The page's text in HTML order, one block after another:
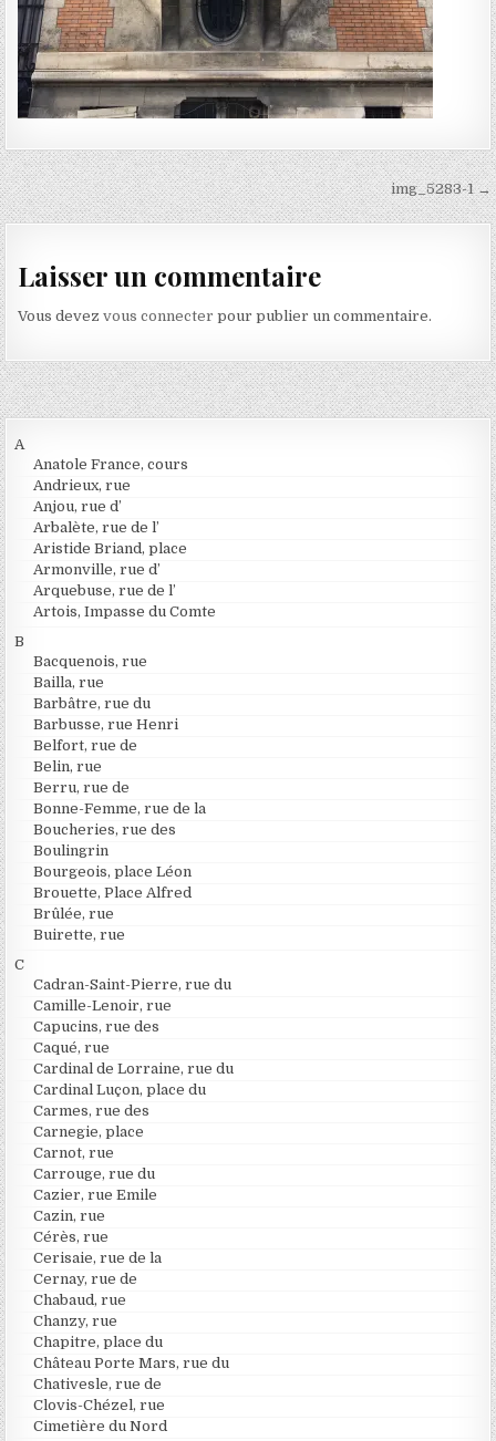
Navigation de l’article img_5283-1 →
Laisser un commentaire
Vous devezvous connecter pour publier un commentaire.
A
Anatole France, cours
Andrieux, rue
Anjou, rue d’
Arbalète, rue de l’
Aristide Briand, place
Armonville, rue d’
Arquebuse, rue de l’
Artois, Impasse du Comte
B
Bacquenois, rue
Bailla, rue
Barbâtre, rue du
Barbusse, rue Henri
Belfort, rue de
Belin, rue
Berru, rue de
Bonne-Femme, rue de la
Boucheries, rue des
Boulingrin
Bourgeois, place Léon
Brouette, Place Alfred
Brûlée, rue
Buirette, rue
C
Cadran-Saint-Pierre, rue du
Camille-Lenoir, rue
Capucins, rue des
Caqué, rue
Cardinal de Lorraine, rue du
Cardinal Luçon, place du
Carmes, rue des
Carnegie, place
Carnot, rue
Carrouge, rue du
Cazier, rue Emile
Cazin, rue
Cérès, rue
Cerisaie, rue de la
Cernay, rue de
Chabaud, rue
Chanzy, rue
Chapitre, place du
Château Porte Mars, rue du
Chativesle, rue de
Clovis-Chézel, rue
Cimetière du Nord